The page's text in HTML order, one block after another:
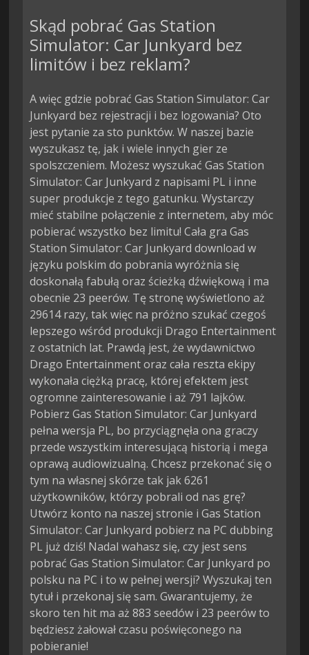
Skąd pobrać Gas Station
Simulator: Car Junkyard bez
limitów i bez reklam?
A więc gdzie pobrać Gas Station Simulator: Car
Junkyard bez rejestracji i bez logowania? Oto
jest pytanie za sto punktów. W naszej bazie
wyszukasz tę, jak i wiele innych gier ze
spolszczeniem. Możesz wyszukać Gas Station
Simulator: Car Junkyard z napisami PL i inne
super produkcje z tego gatunku. Wystarczy
mieć stabilne połączenie z internetem, aby móc
pobierać wszystko bez limitu! Cała gra Gas
Station Simulator: Car Junkyard download w
języku polskim do pobrania wyróżnia się
doskonałą fabułą oraz ścieżką dźwiękową i ma
obecnie 23 peerów. Tę stronę wyświetlono aż
29614 razy, tak więc na próżno szukać czegoś
lepszego wśród produkcji Drago Entertainment
z ostatnich lat. Prawdą jest, że wydawnictwo
Drago Entertainment oraz cała reszta ekipy
wykonała ciężką pracę, której efektem jest
ogromne zainteresowanie i aż 791 lajków.
Pobierz Gas Station Simulator: Car Junkyard
pełna wersja PL, bo przyciągnęła ona graczy
przede wszystkim interesującą historią i mega
oprawą audiowizualną. Chcesz przekonać się o
tym na własnej skórze tak jak 6261
użytkowników, którzy pobrali od nas grę?
Utwórz konto na naszej stronie i Gas Station
Simulator: Car Junkyard pobierz na PC dubbing
PL już dziś! Nadal wahasz się, czy jest sens
pobrać Gas Station Simulator: Car Junkyard po
polsku na PC i to w pełnej wersji? Wyszukaj ten
tytuł i przekonaj się sam. Gwarantujemy, że
skoro ten hit ma aż 883 seedów i 23 peerów to
będziesz żałował czasu poświęconego na
pobieranie!